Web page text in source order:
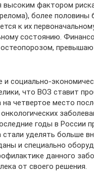
высоким фактором
более половины
к их
состоянию.
и социально-
что ВОЗ ставит
на четвертое место
годы в России
стали уделять больше
и специально
данного
от своего решения.